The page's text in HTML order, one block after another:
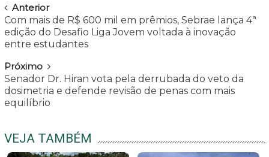
Navegar
Anterior
Com mais de R$ 600 mil em prêmios, Sebrae lança 4ª
edição do Desafio Liga Jovem voltada à inovação
entre estudantes
Próximo
Senador Dr. Hiran vota pela derrubada do veto da
dosimetria e defende revisão de penas com mais
equilíbrio
VEJA TAMBÉM